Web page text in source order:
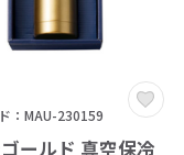
：MAU-230159
ールド 真空保冷